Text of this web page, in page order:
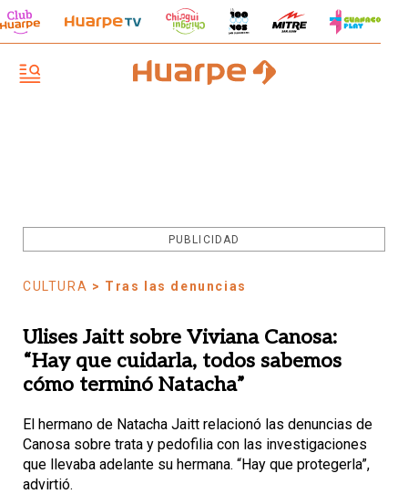
PUBLICIDAD
CULTURA > Tras las denuncias
Ulises Jaitt sobre Viviana Canosa:
“Hay que cuidarla, todos sabemos
cómo terminó Natacha”
El hermano de Natacha Jaitt relacionó las denuncias de
Canosa sobre trata y pedofilia con las investigaciones
que llevaba adelante su hermana. “Hay que protegerla”,
advirtió.